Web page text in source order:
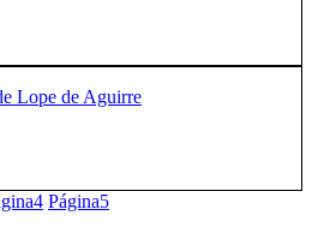
Lope de Aguirre
4 Página5